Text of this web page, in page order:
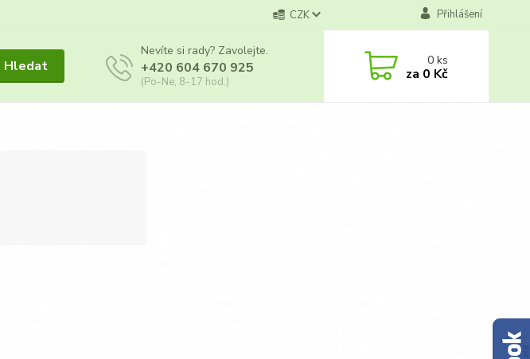
CZK Přihlášení
Hledat
Nevíte si rady? Zavolejte.
+420 604 670 925
(Po-Ne, 8-17 hod.)
0ks
za 0 Kč